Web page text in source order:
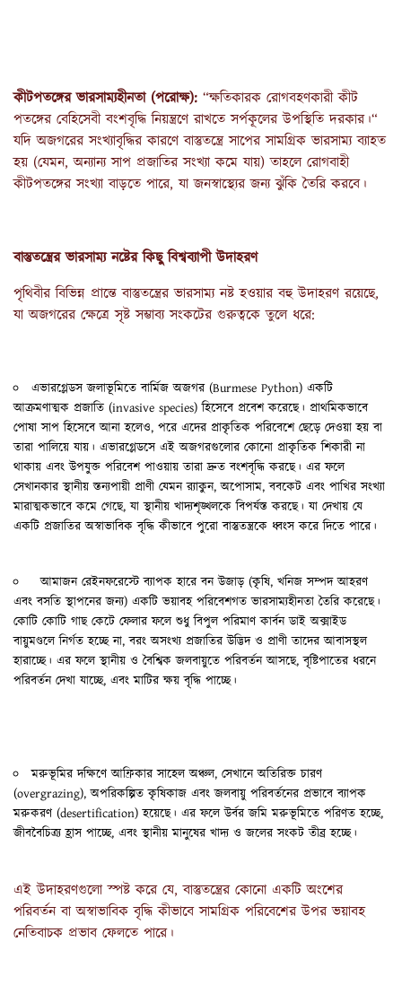
কীটপতঙ্গের ভারসাম্যহীনতা(পরোক্ষ): “ক্ষতিকারক রোগবহণকারী কীট
পতঙ্গের বেহিসেবী বংশবৃদ্ধি নিয়ন্ত্রণে রাখতে সর্পকূলের উপস্থিতি দরকার।“
যদি অজগরের সংখ্যাবৃদ্ধির কারণে বাস্তুতন্ত্রে সাপের সামগ্রিক ভারসাম্য ব্যাহত
হয় (যেমন, অন্যান্য সাপ প্রজাতির সংখ্যা কমে যায়) তাহলে রোগবাহী
কীটপতঙ্গের সংখ্যা বাড়তে পারে, যা জনস্বাস্থ্যের জন্য ঝুঁকি তৈরি করবে।
বাস্তুতন্ত্রের ভারসাম্য নষ্টের কিছু বিশ্বব্যাপী উদাহরণ
পৃথিবীর বিভিন্ন প্রান্তে বাস্তুতন্ত্রের ভারসাম্য নষ্ট হওয়ার বহু উদাহরণ রয়েছে,
যা অজগরের ক্ষেত্রে সৃষ্ট সম্ভাব্য সংকটের গুরুত্বকে তুলে ধরে:
এভারগ্লেডস জলাভূমিতে বার্মিজ অজগর (Burmese Python) একটি
আক্রমণাত্মক প্রজাতি (invasive species) হিসেবে প্রবেশ করেছে। প্রাথমিকভাবে
পোষা সাপ হিসেবে আনা হলেও, পরে এদের প্রাকৃতিক পরিবেশে ছেড়ে দেওয়া হয় বা
তারা পালিয়ে যায়। এভারগ্লেডসে এই অজগরগুলোর কোনো প্রাকৃতিক শিকারী না
থাকায় এবং উপযুক্ত পরিবেশ পাওয়ায় তারা দ্রুত বংশবৃদ্ধি করছে। এর ফলে
সেখানকার স্থানীয় স্তন্যপায়ী প্রাণী যেমন র‍্যাকুন, অপোসাম, ববকেট এবং পাখির সংখ্যা
মারাত্মকভাবে কমে গেছে, যা স্থানীয় খাদ্যশৃঙ্খলকে বিপর্যস্ত করছে। যা দেখায় যে
একটি প্রজাতির অস্বাভাবিক বৃদ্ধি কীভাবে পুরো বাস্তুতন্ত্রকে ধ্বংস করে দিতে পারে।
আমাজন রেইনফরেস্টে ব্যাপক হারে বন উজাড় (কৃষি, খনিজ সম্পদ আহরণ
এবং বসতি স্থাপনের জন্য) একটি ভয়াবহ পরিবেশগত ভারসাম্যহীনতা তৈরি করেছে।
কোটি কোটি গাছ কেটে ফেলার ফলে শুধু বিপুল পরিমাণ কার্বন ডাই অক্সাইড
বায়ুমণ্ডলে নির্গত হচ্ছে না, বরং অসংখ্য প্রজাতির উদ্ভিদ ও প্রাণী তাদের আবাসস্থল
হারাচ্ছে। এর ফলে স্থানীয় ও বৈশ্বিক জলবায়ুতে পরিবর্তন আসছে, বৃষ্টিপাতের ধরনে
পরিবর্তন দেখা যাচ্ছে, এবং মাটির ক্ষয় বৃদ্ধি পাচ্ছে।
মরুভূমির দক্ষিণে আফ্রিকার সাহেল অঞ্চল, সেখানে অতিরিক্ত চারণ
(overgrazing), অপরিকল্পিত কৃষিকাজ এবং জলবায়ু পরিবর্তনের প্রভাবে ব্যাপক
মরুকরণ (desertification) হয়েছে। এর ফলে উর্বর জমি মরুভূমিতে পরিণত হচ্ছে,
জীববৈচিত্র্য হ্রাস পাচ্ছে, এবং স্থানীয় মানুষের খাদ্য ও জলের সংকট তীব্র হচ্ছে।
এই উদাহরণগুলো স্পষ্ট করে যে, বাস্তুতন্ত্রের কোনো একটি অংশের
পরিবর্তন বা অস্বাভাবিক বৃদ্ধি কীভাবে সামগ্রিক পরিবেশের উপর ভয়াবহ
নেতিবাচক প্রভাব ফেলতে পারে।